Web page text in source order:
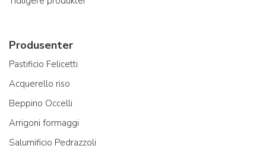
Produsenter
Pastificio Felicetti
Acquerello riso
Beppino Occelli
Arrigoni formaggi
Salumificio Pedrazzoli